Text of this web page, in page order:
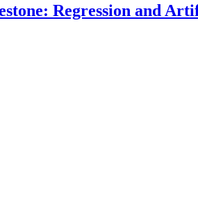
Regression and